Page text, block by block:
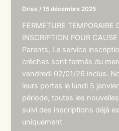
Driss /15 décembre 2025
FERMETURE TEMPORAIRE
INSCRIPTION POUR
Parents, Le service
crèches sont fermés du
vendredi 02/01/26 inclus.
leurs portes le lundi 5
période, toutes les
suivi des inscriptions déjà
uniquement